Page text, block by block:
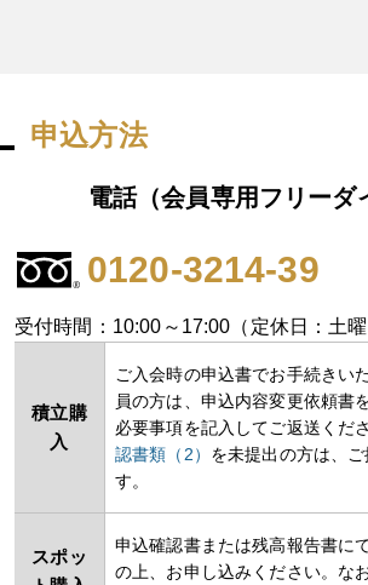
申込方法
電話（会員専用フリーダ
0120-3214-39
受付時間：10:00～17:00（定休日：土曜
積立購
入
ご入会時の申込書でお手続きい
員の方は、申込内容変更依頼書
必要事項を記入してご返送くだ
認書類（2） を未提出の方は、
す。
スポッ
申込確認書または残高報告書に
の上、お申し込みください。な